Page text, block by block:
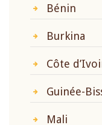
Bénin
Burkina
Côte
Guinée-
Mali